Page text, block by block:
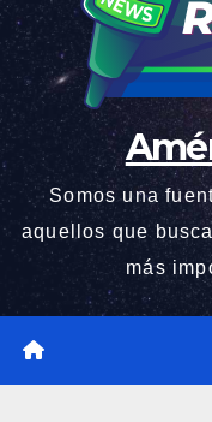
Somos una
aquellos que
más